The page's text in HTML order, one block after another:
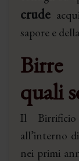
crude
sapore e
Birre
quali
Il Birrificio
all’interno
nei primi